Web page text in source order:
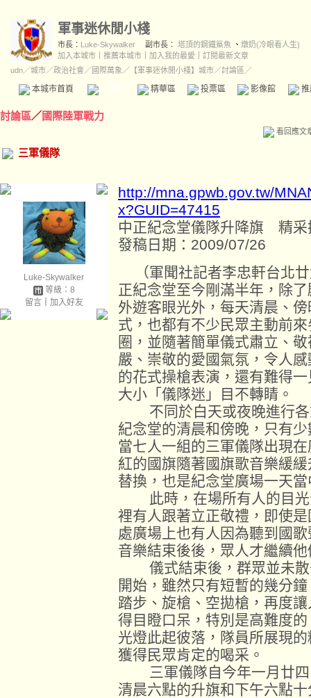
軍事迷休閒小棧
市長： Luke-Skywalker 副市長： 塔頂的鋼鐵鯊魚 、 燉奶(冷眼看人生)
加入本城市
推薦本城市 加入我的最愛
訂閱最新文章
udn／城市／政治社會 ／國際萬象 ／ 【軍事迷休閒小棧】城市／討論區／
本城市首頁 精華區 投票區 影像館
討論區／ 國際陸軍戰力
看回應文
三軍儀隊
Luke-Skywalker
等級：8
留言｜ 加入好友
http://mna.gpwb.gov.tw/
x?GUID=47415
中正紀念堂儀隊升降旗 精采
發稿日期：2009/07/26
（軍聞社記者李忠軒台北
正紀念堂至今剛滿半年，除
外遊客眼光外，每天清晨、
式，也都有不少民眾主動前
圈，並隨著簡單儀式肅立、
嚴、崇敬的愛國氣氛，令人
的花式操槍表演，還有難得
大小「儀隊迷」目不轉睛。
不同於白天或夜晚進行各
紀念堂的清晨和傍晚，只有
當七人一組的三軍儀隊出現
紅的國旗隨著國旗歌音樂緩
替換，也是紀念堂廣場一天
此時，在場所有人的目光
裡有人跟著立正敬禮，即使
處廣場上也有人因為聽到國
音樂結束後後，眾人才繼續
儀式結束後，群眾並未散
開始，雖然只有短暫的幾分
踏步、旋槍、空拋槍，再度
得目瞪口呆，特別是高難度
光燈此起彼落，隊員所展現
獲得民眾肯定的喝采。
三軍儀隊自今年一月廿四
清晨六點的升旗和下午六點